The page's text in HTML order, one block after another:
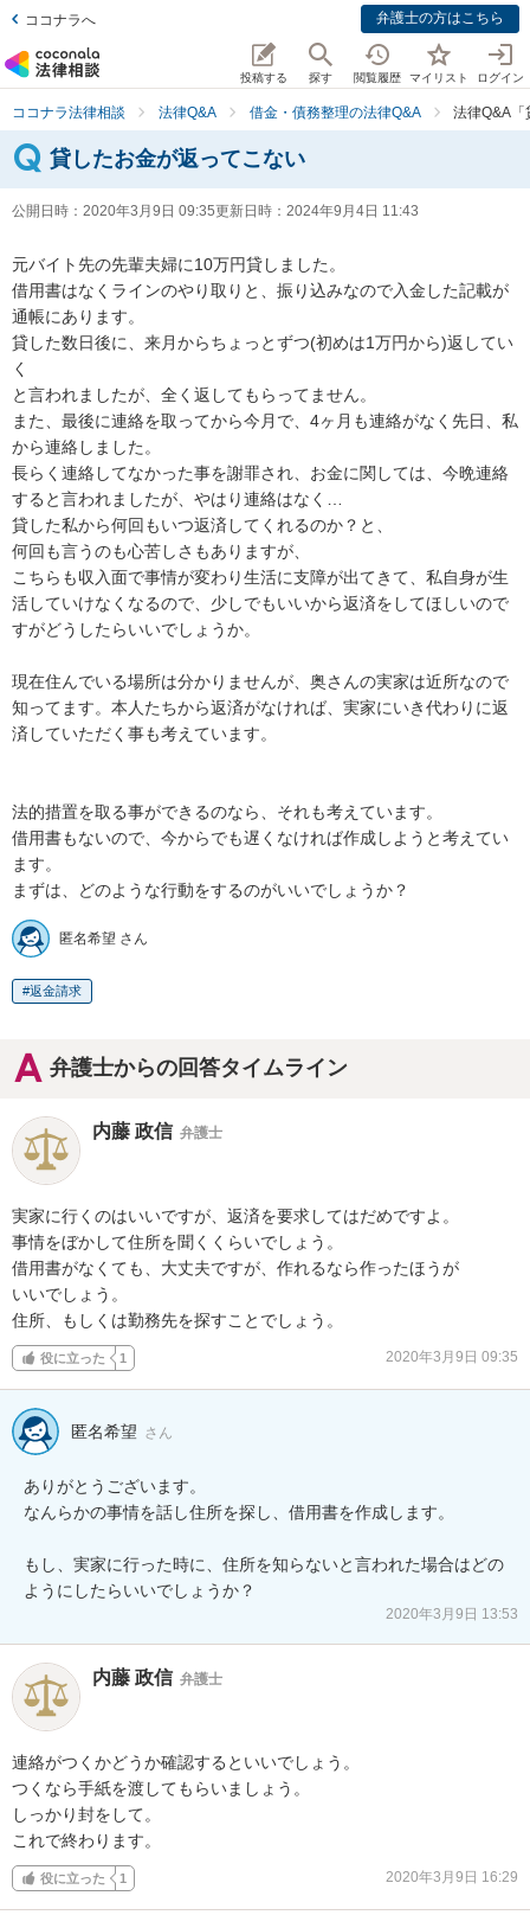
ココナラへ 弁護士の方はこちら
投稿する 探す 閲覧履歴 マイリスト ログイン
ココナラ法律相談 法律Q&A 借金・債務整理の法律Q&A 法律Q&A「
貸したお金が返ってこない
公開日時： 2020年3月9日 09:35更新日時： 2024年9月4日 11:43
元バイト先の先輩夫婦に10万円貸しました。
借用書はなくラインのやり取りと、振り込みなので入金した記載が
通帳にあります。
貸した数日後に、来月からちょっとずつ(初めは1万円から)返してい
く
と言われましたが、全く返してもらってません。
また、最後に連絡を取ってから今月で、4ヶ月も連絡がなく先日、私
から連絡しました。
長らく連絡してなかった事を謝罪され、お金に関しては、今晩連絡
すると言われましたが、やはり連絡はなく…
貸した私から何回もいつ返済してくれるのか？と、
何回も言うのも心苦しさもありますが、
こちらも収入面で事情が変わり生活に支障が出てきて、私自身が生
活していけなくなるので、少しでもいいから返済をしてほしいので
すがどうしたらいいでしょうか。
現在住んでいる場所は分かりませんが、奥さんの実家は近所なので
知ってます。本人たちから返済がなければ、実家にいき代わりに返
済していただく事も考えています。
法的措置を取る事ができるのなら、それも考えています。
借用書もないので、今からでも遅くなければ作成しようと考えてい
ます。
まずは、どのような行動をするのがいいでしょうか？
匿名希望 さん
返金請求
弁護士からの回答タイムライン
内藤 政信 弁護士
実家に行くのはいいですが、返済を要求してはだめですよ。
事情をぼかして住所を聞くくらいでしょう。
借用書がなくても、大丈夫ですが、作れるなら作ったほうが
いいでしょう。
住所、もしくは勤務先を探すことでしょう。
役に立った 1 2020年3月9日 09:35
匿名希望 さん
ありがとうございます。
なんらかの事情を話し住所を探し、借用書を作成します。
もし、実家に行った時に、住所を知らないと言われた場合はどの
ようにしたらいいでしょうか？
2020年3月9日 13:53
内藤 政信 弁護士
連絡がつくかどうか確認するといいでしょう。
つくなら手紙を渡してもらいましょう。
しっかり封をして。
これで終わります。
役に立った 1 2020年3月9日 16:29